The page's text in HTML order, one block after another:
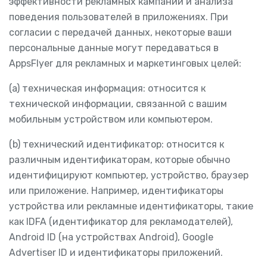
поведения пользователей в приложениях. При
согласии с передачей данных, некоторые ваши
персональные данные могут передаваться в
AppsFlyer для рекламных и маркетинговых целей:
(a) техническая информация: относится к
технической информации, связанной с вашим
мобильным устройством или компьютером.
(b) технический идентификатор: относится к
различным идентификаторам, которые обычно
идентифицируют компьютер, устройство, браузер
или приложение. Например, идентификаторы
устройства или рекламные идентификаторы, такие
как IDFA (идентификатор для рекламодателей),
Android ID (на устройствах Android), Google
Advertiser ID и идентификаторы приложений.